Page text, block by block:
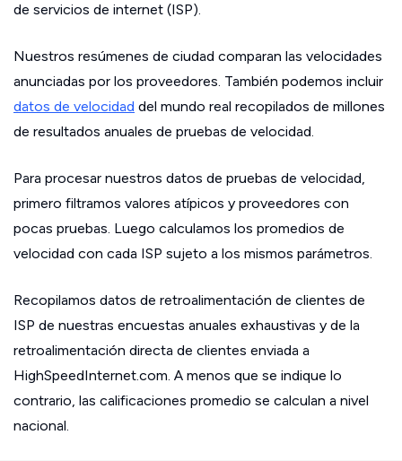
de servicios de internet (ISP).
Nuestros resúmenes de ciudad comparan las velocidades
anunciadas por los proveedores. También podemos incluir
datos de velocidad del mundo real recopilados de millones
de resultados anuales de pruebas de velocidad.
Para procesar nuestros datos de pruebas de velocidad,
primero filtramos valores atípicos y proveedores con
pocas pruebas. Luego calculamos los promedios de
velocidad con cada ISP sujeto a los mismos parámetros.
Recopilamos datos de retroalimentación de clientes de
ISP de nuestras encuestas anuales exhaustivas y de la
retroalimentación directa de clientes enviada a
HighSpeedInternet.com. A menos que se indique lo
contrario, las calificaciones promedio se calculan a nivel
nacional.